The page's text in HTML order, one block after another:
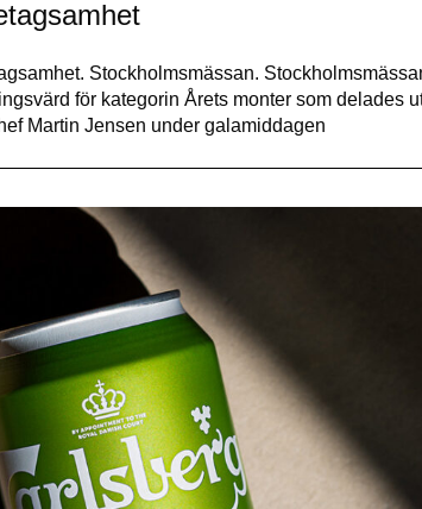
Stockholmsmässan.
för kategorin Årets monter som delades
Martin Jensen under galamiddagen